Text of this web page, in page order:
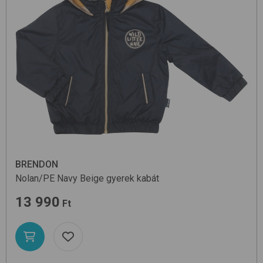
BRENDON
Nolan/PE Navy Beige gyerek kabát
13 990 Ft